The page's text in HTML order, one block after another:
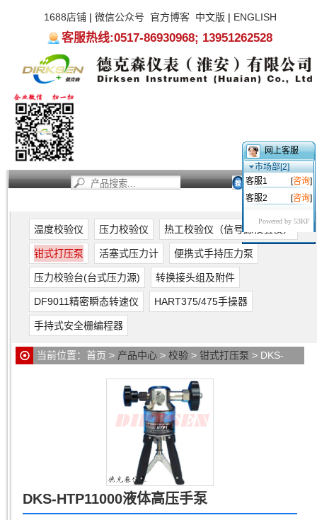
1688店铺| 微信公众号 官方博客 中文版 | ENGLISH
客服热线:0517-86930968; 13951262528
温度校验仪 压力校验仪 热工校验仪（信号源校验仪）
钳式打压泵 活塞式压力计 便携式手持压力泵
压力校验台(台式压力源) 转换接头组及附件
DF9011精密瞬态转速仪 HART375/475手操器
手持式安全栅编程器
当前位置： 首页 > 产品中心 > 校验 > 钳式打压泵 > DKS-
DKS-HTP11000液体高压手泵
网上客服
市场部[2]
客服1
[咨询]
客服2
[咨询]
Powered by 53KF